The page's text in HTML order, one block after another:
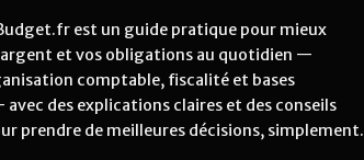
est un guide pratique pour mieux
et vos obligations au quotidien —
comptable, fiscalité et bases
des explications claires et des conseils
prendre de meilleures décisions, simplement.